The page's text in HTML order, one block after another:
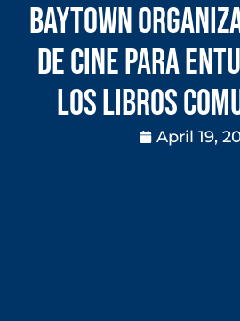
Baytown
de cine para
los libros
April 19,